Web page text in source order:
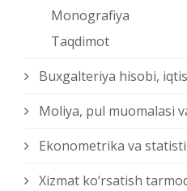
Monografiya
Taqdimot
Buxgalteriya hisobi,
Moliya, pul muomalasi
Ekonometrika va
Xizmat kо‘rsatish